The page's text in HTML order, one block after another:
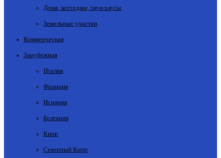
Дома, коттеджи, таун-хаусы
Земельные участки
Коммерческая
Зарубежная
Италия
Франция
Испания
Болгария
Кипр
Северный Кипр